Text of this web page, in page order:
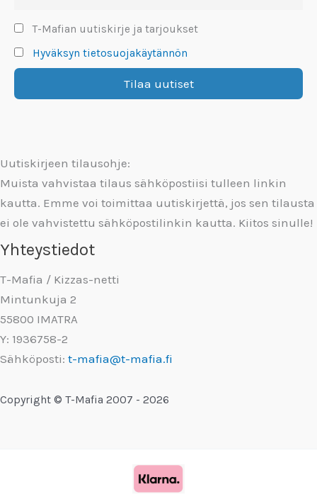
T-Mafian uutiskirje ja tarjoukset
Hyväksyn tietosuojakäytännön
Uutiskirjeen tilausohje:
Muista vahvistaa tilaus sähköpostiisi tulleen linkin
kautta. Emme voi toimittaa uutiskirjettä, jos sen tilausta
ei ole vahvistettu sähköpostilinkin kautta. Kiitos sinulle!
Yhteystiedot
T-Mafia / Kizzas-netti
Mintunkuja 2
55800 IMATRA
Y: 1936758-2
Sähköposti: t-mafia@t-mafia.fi
Copyright © T-Mafia 2007 - 2026